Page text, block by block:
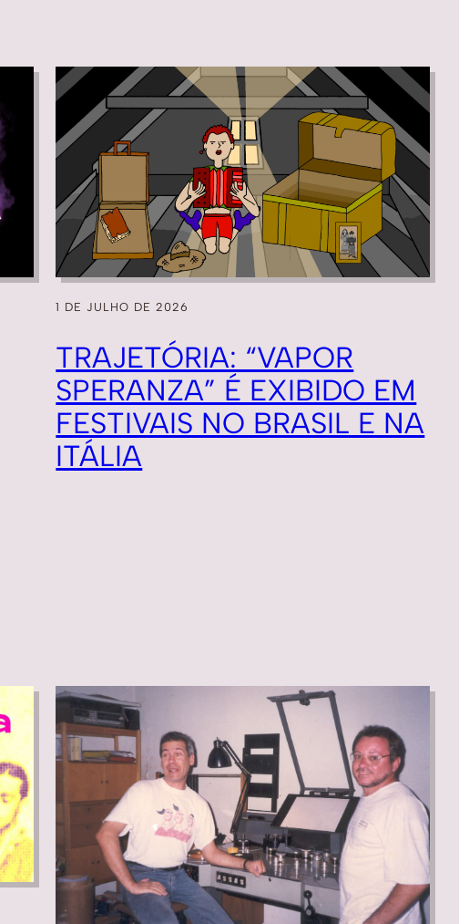
1 DE JULHO DE 2026
TRAJETÓRIA: “VAPOR
SPERANZA” É EXIBIDO EM
FESTIVAIS NO BRASIL E NA
ITÁLIA